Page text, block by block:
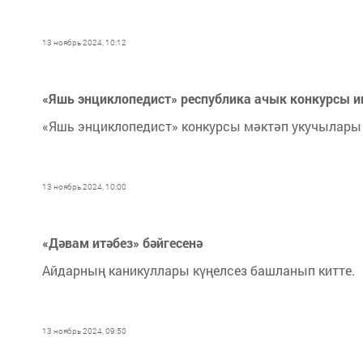
13 ноябрь 2024, 10:12
«Яшь энциклопедист» республика ачык конкурсы
«Яшь энциклопедист» конкурсы мәктәп
13 ноябрь 2024, 10:00
«Дәвам итәбез» бәйгесенә
Айдарның каникуллары күңелсез башланып китте.
13 ноябрь 2024, 09:50